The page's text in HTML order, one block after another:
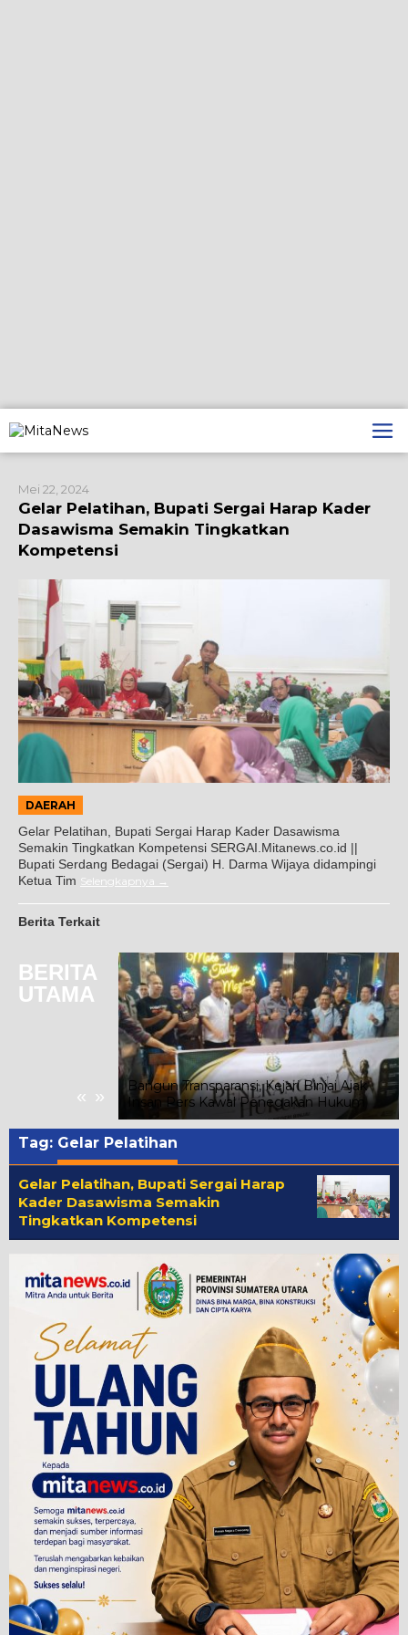
ke
konten
Mei 22, 2024
Gelar Pelatihan, Bupati Sergai Harap Kader
Dasawisma Semakin Tingkatkan
Kompetensi
DAERAH
Gelar Pelatihan, Bupati Sergai Harap Kader Dasawisma
Semakin Tingkatkan Kompetensi SERGAI.Mitanews.co.id ||
Bupati Serdang Bedagai (Sergai) H. Darma Wijaya didampingi
Ketua Tim Selengkapnya
Berita Terkait
BERITA
UTAMA
« »
Bangun Transparansi, Kejari Binjai Ajak
Insan Pers Kawal Penegakan Hukum
Tag: Gelar Pelatihan
Gelar Pelatihan, Bupati Sergai Harap
Kader Dasawisma Semakin
Tingkatkan Kompetensi